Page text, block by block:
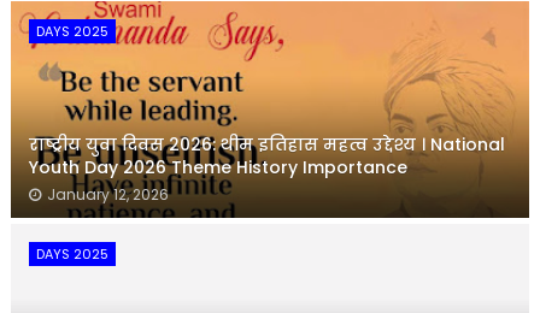
DAYS 2025
राष्ट्रीय युवा दिवस 2026: थीम इतिहास महत्व उद्देश्य । National
Youth Day 2026 Theme History Importance
January 12, 2026
DAYS 2025